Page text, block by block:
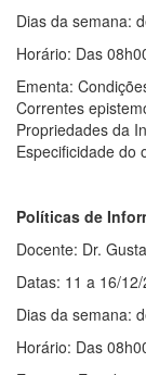
Dias da semana:
Horário: Das
Ementa:
Correntes
Propriedades da
Especificidade do
Políticas de
Docente: Dr.
Datas: 11 a 16/
Dias da semana:
Horário: Das